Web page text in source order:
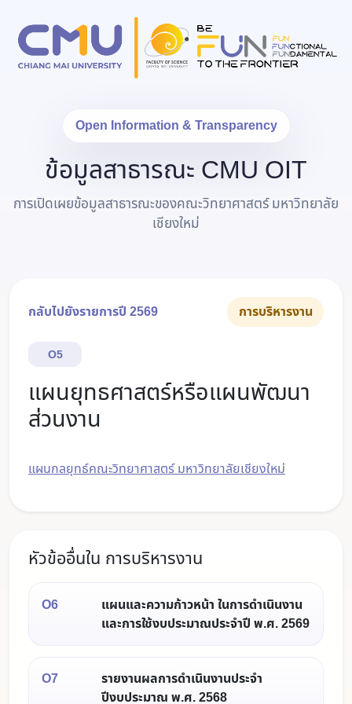
Open Information & Transparency
ข้อมูลสาธารณะ CMU OIT
การเปิดเผยข้อมูลสาธารณะของคณะวิทยาศาสตร์ มหาวิทยาลัย
เชียงใหม่
กลับไปยังรายการปี 2569 การบริหารงาน
O5
แผนยุทธศาสตร์หรือแผนพัฒนา
ส่วนงาน
แผนกลยุทธ์คณะวิทยาศาสตร์ มหาวิทยาลัยเชียงใหม่
หัวข้ออื่นใน การบริหารงาน
O6
แผนและความก้าวหน้า ในการดำเนินงาน
และการใช้งบประมาณประจำปี พ.ศ. 2569
O7
รายงานผลการดำเนินงานประจำ
ปีงบประมาณ พ.ศ. 2568